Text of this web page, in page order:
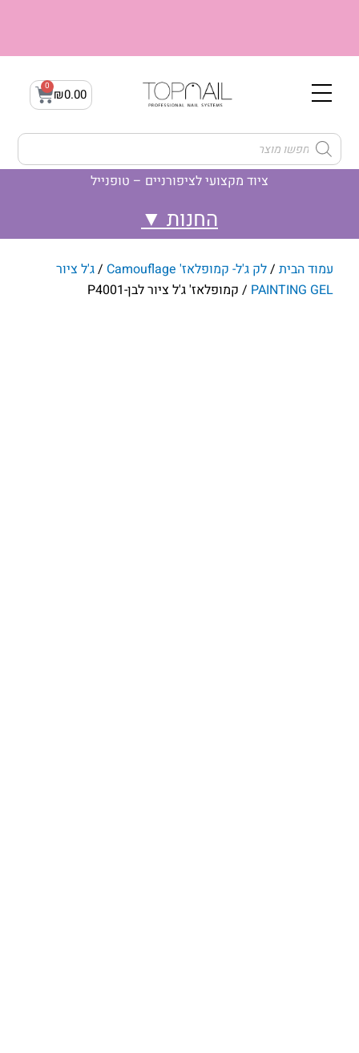
₪0.00
0
עגלת
קניות
Products
search
ציוד מקצועי לציפורניים – טופנייל
עמוד הבית /לק ג'ל- קמופלאז' Camouflage /ג'ל ציור
PAINTING GEL / קמופלאז' ג'ל ציור לבן-P4001